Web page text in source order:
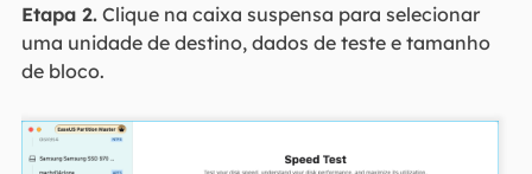
Etapa 2.Clique na caixa suspensa para selecionar
uma unidade de destino, dados de teste e tamanho
de bloco.